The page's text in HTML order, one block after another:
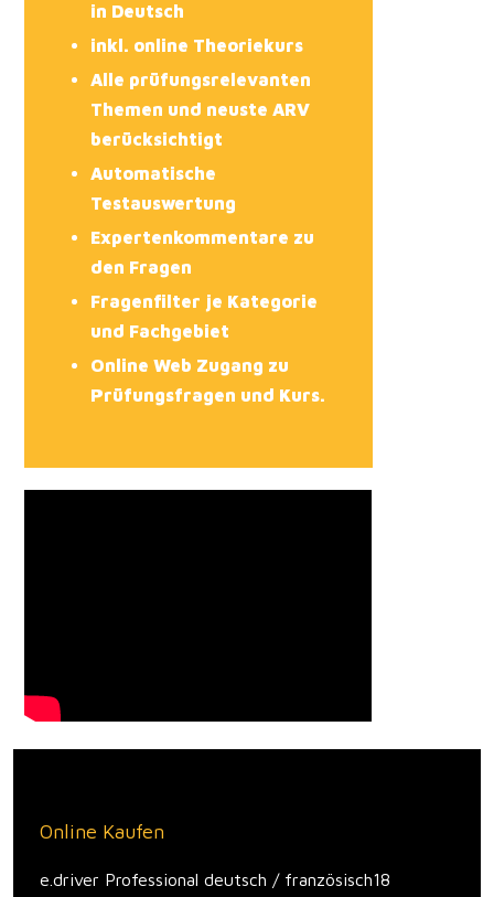
in Deutsch
inkl. online Theoriekurs
Alle prüfungsrelevanten
Themen und neuste ARV
berücksichtigt
Automatische
Testauswertung
Expertenkommentare zu
den Fragen
Fragenfilter je Kategorie
und Fachgebiet
Online Web Zugang zu
Prüfungsfragen und Kurs.
Online Kaufen
e.driver Professional deutsch / französisch18